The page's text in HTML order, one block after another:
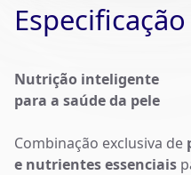
Nutrição inteligente
para a saúde da pele
Combinação exclusiva de
e nutrientes essenciais